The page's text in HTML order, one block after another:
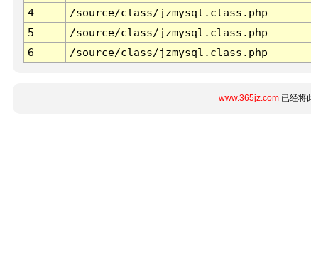
4
/source/class/jzmysql.class.php
5
/source/class/jzmysql.class.php
6
/source/class/jzmysql.class.php
www.365jz.com已经将